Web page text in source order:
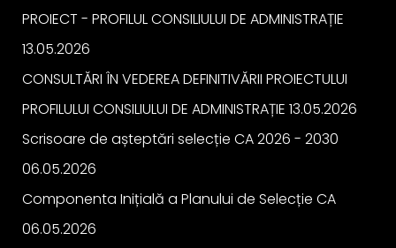
PROIECT - PROFILUL CONSILIULUI DE ADMINISTRAȚIE
13.05.2026
CONSULTĂRI ÎN VEDEREA DEFINITIVĂRII PROIECTULUI
PROFILULUI CONSILIULUI DE ADMINISTRAȚIE 13.05.2026
Scrisoare de așteptări selecție CA 2026 - 2030
06.05.2026
Componenta Inițială a Planului de Selecție CA
06.05.2026